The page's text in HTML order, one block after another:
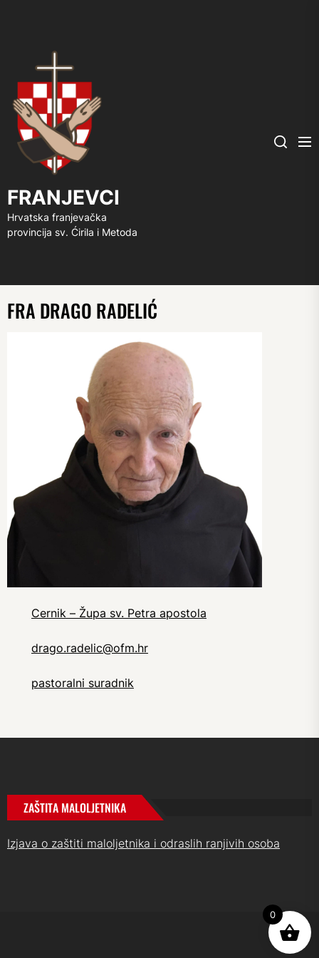
FRANJEVCI
Hrvatska franjevačka
provincija sv. Ćirila i Metoda
Search
FRA DRAGO RADELIĆ
Cernik – Župa sv. Petra apostola
drago.radelic@ofm.hr
pastoralni suradnik
ZAŠTITA MALOLJETNIKA
Izjava o zaštiti maloljetnika i odraslih ranjivih osoba
UP ↑
0